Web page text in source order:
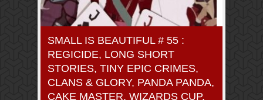
SMALL IS BEAUTIFUL # 55 :
REGICIDE, LONG SHORT
STORIES, TINY EPIC CRIMES,
CLANS & GLORY, PANDA PANDA,
CAKE MASTER, WIZARDS CUP,